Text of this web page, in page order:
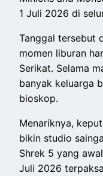
1 Juli 2026 di
Tanggal tersebut
momen liburan
Serikat. Selama
banyak keluarga
bioskop.
Menariknya,
bikin studio
Shrek 5 yang
Juli 2026